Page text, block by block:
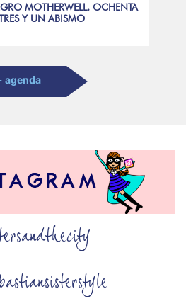
MOTHERWELL. OCHENTA
Y UN ABISMO
agenda